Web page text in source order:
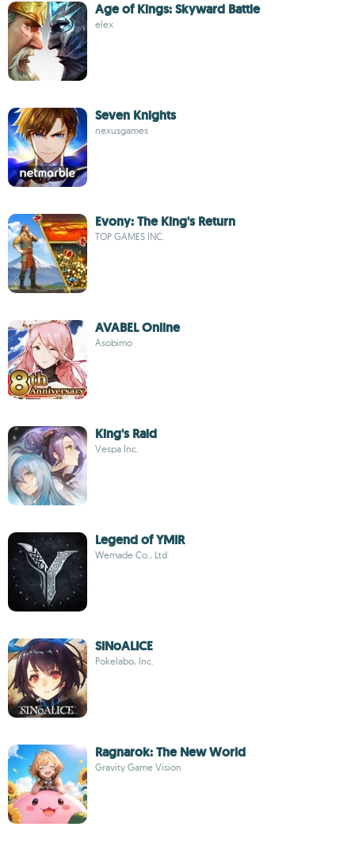
Age of Kings: Skyward Battle
elex
Seven Knights
nexusgames
Evony: The King's Return
TOP GAMES INC.
AVABEL Online
Asobimo
King's Raid
Vespa Inc.
Legend of YMIR
Wemade Co., Ltd
SINoALICE
Pokelabo, Inc.
Ragnarok: The New World
Gravity Game Vision